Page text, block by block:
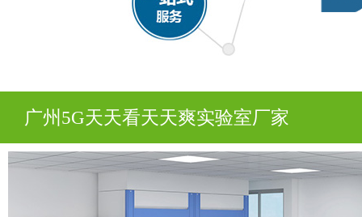
广州5G天天看天天爽实验室厂家